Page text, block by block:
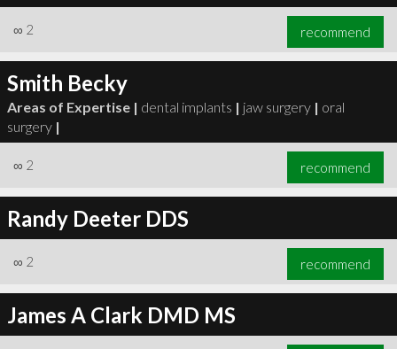
∞ 2 recommend
Smith Becky
Areas of Expertise | dental implants | jaw surgery | oral
surgery |
∞ 2 recommend
Randy Deeter DDS
∞ 2 recommend
James A Clark DMD MS